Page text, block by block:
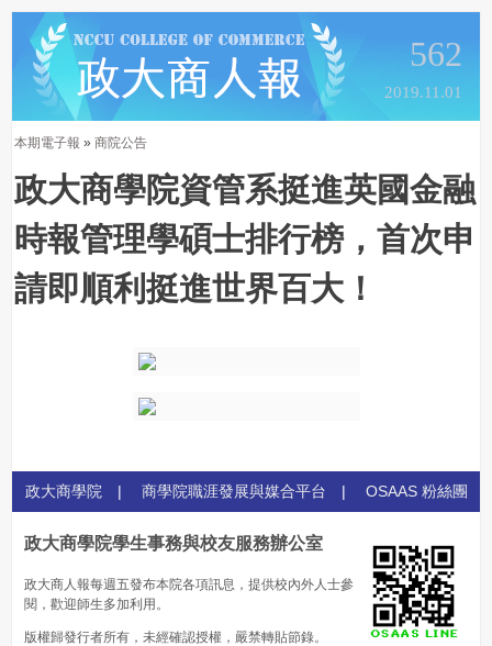
562
2019.11.01
本期電子報 » 商院公告
政大商學院資管系挺進英國金融
時報管理學碩士排行榜，首次申
請即順利挺進世界百大！
政大商學院 | 商學院職涯發展與媒合平台 | OSAAS 粉絲團
政大商學院學生事務與校友服務辦公室
政大商人報每週五發布本院各項訊息，提供校內外人士參
閱，歡迎師生多加利用。
版權歸發行者所有，未經確認授權，嚴禁轉貼節錄。